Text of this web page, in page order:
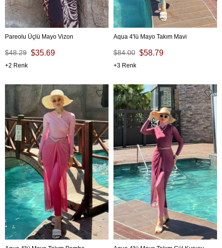
Pareolu Üçlü Mayo Vizon
$35.69
$48.29
2
Aqua 4'lü Mayo Takım Mavi
$58.79
$84.00
3